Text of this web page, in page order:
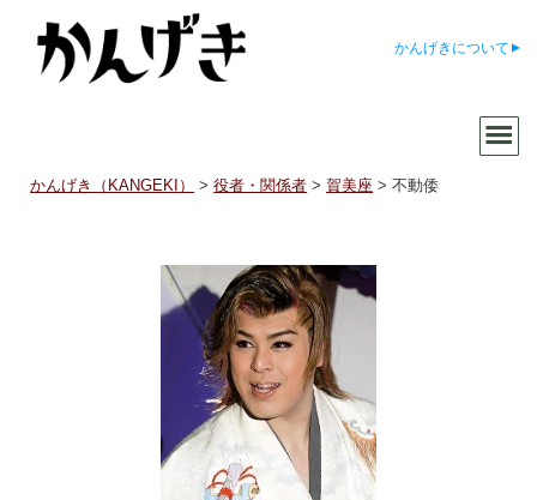
かんげきについて
かんげき（KANGEKI） >役者・関係者 >賀美座 >不動倭